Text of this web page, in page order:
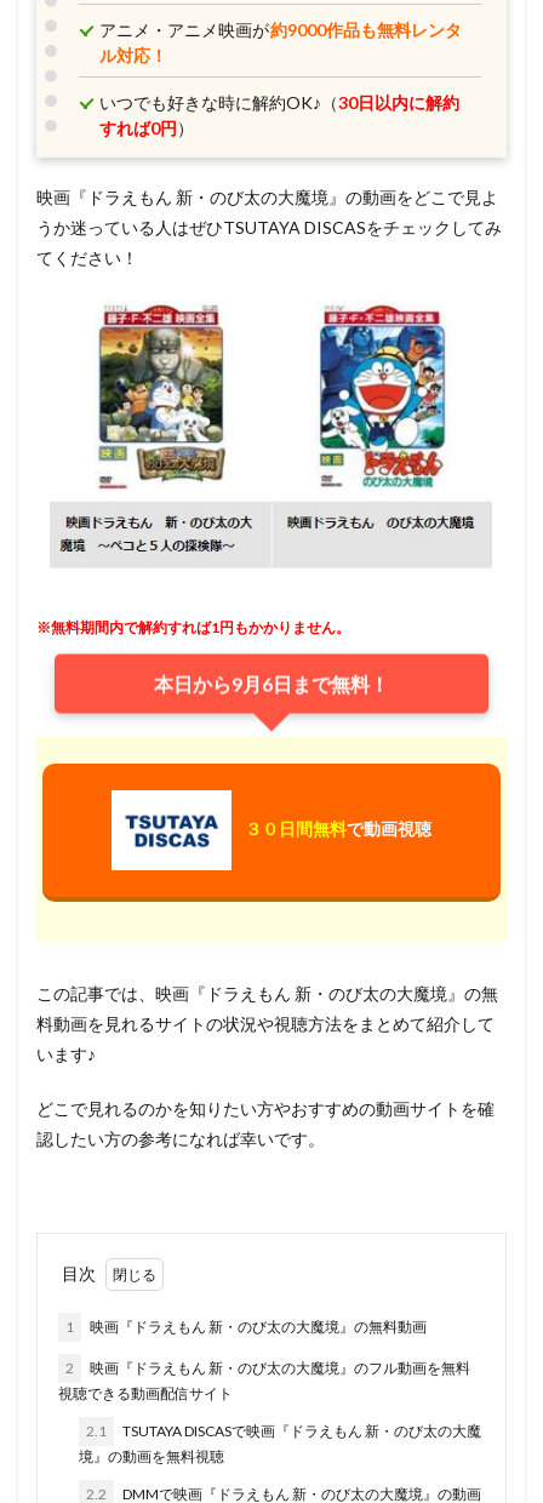
アニメ・アニメ映画が約9000作品も無料レンタ
ル対応！
いつでも好きな時に解約OK♪（30日以内に解約
すれば0円）
映画『ドラえもん 新・のび太の大魔境』の動画をどこで見よ
うか迷っている人はぜひTSUTAYA DISCASをチェックしてみ
てください！
※無料期間内で解約すれば1円もかかりません。
本日から9月6日まで無料！
３０日間無料で動画視聴
この記事では、映画『ドラえもん 新・のび太の大魔境』の無
料動画を見れるサイトの状況や視聴方法をまとめて紹介して
います♪
どこで見れるのかを知りたい方やおすすめの動画サイトを確
認したい方の参考になれば幸いです。
目次
1 映画『ドラえもん 新・のび太の大魔境』の無料動画
2
映画『ドラえもん 新・のび太の大魔境』のフル動画を無料
視聴できる動画配信サイト
2.1
TSUTAYA DISCASで映画『ドラえもん 新・のび太の大魔
境』の動画を無料視聴
2.2 DMMで映画『ドラえもん 新・のび太の大魔境』の動画